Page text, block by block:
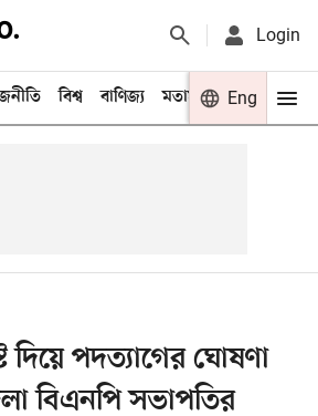
Login
বিশ্ব বাণিজ্য মতামত খেলা
Eng
পদত্যাগের ঘোষণা
বিএনপি সভাপতির